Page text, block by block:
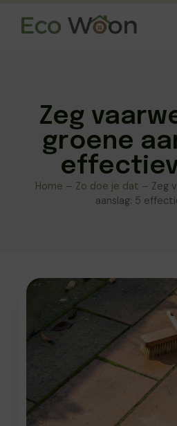
Zeg
groene
Home – Zo doe je dat – Zeg
aanslag: 5